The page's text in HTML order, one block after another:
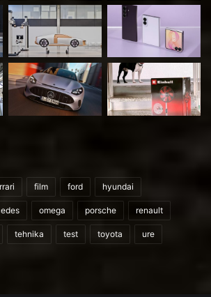
film ford hyundai
omega porsche renault
tehnika test toyota ure